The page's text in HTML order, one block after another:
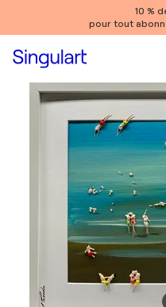
10 %
pour tout